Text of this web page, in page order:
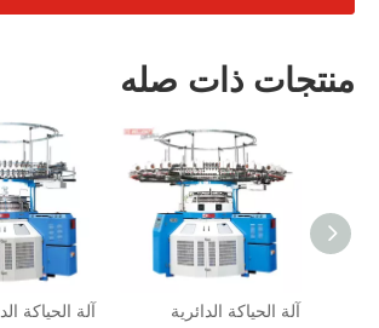
منتجات ذات صله
آلة الحياكة
آلة الحياكة الدائرية